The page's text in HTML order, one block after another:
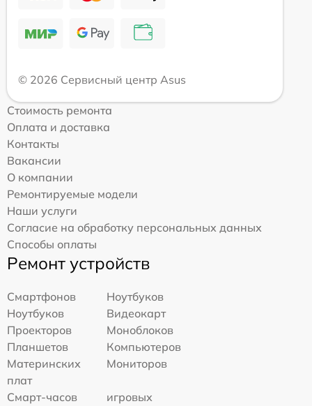
© 2026 Сервисный центр Asus
Стоимость ремонта
Оплата и доставка
Контакты
Вакансии
О компании
Ремонтируемые модели
Наши услуги
Согласие на обработку персональных данных
Способы оплаты
Ремонт устройств
Смартфонов
Ноутбуков
Ноутбуков
Видеокарт
Проекторов
Моноблоков
Планшетов
Компьютеров
Материнских
плат
Мониторов
Смарт-часов
игровых